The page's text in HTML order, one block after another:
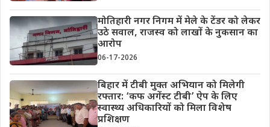
मोतिहारी नगर निगम में मेले के टेंडर को लेकर
उठे सवाल, राजस्व को लाखों के नुकसान का
आरोप
06-17-2026
बिहार में टीबी मुक्त अभियान को मिलेगी
रफ्तार: ‘कफ अगेंस्ट टीबी’ ऐप के लिए
स्वास्थ्य अधिकारियों को मिला विशेष
प्रशिक्षण